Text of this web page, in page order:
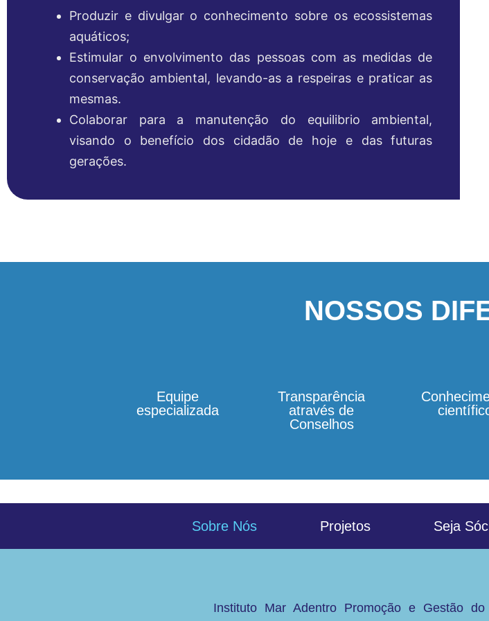
Produzir e divulgar o conhecimento sobre os ecossistemas
aquáticos;
Estimular o envolvimento das pessoas com as medidas de
conservação ambiental, levando-as a respeiras e praticar as
mesmas.
Colaborar para a manutenção do equilibrio ambiental,
visando o benefício dos cidadão de hoje e das futuras
gerações.
NOSSOS
Equipe
especializada
Transparência
através de
Conselhos
Sobre Nós Projetos Seja
Instituto Mar Adentro Promoção e Gestão do